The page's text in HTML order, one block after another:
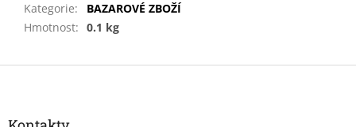
Kategorie:
BAZAROVÉ ZBOŽÍ
Hmotnost: 0.1 kg
Z